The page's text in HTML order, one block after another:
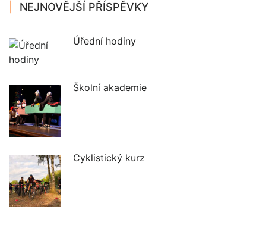
NEJNOVĚJŠÍ PŘÍSPĚVKY
Úřední hodiny
Školní akademie
Cyklistický kurz